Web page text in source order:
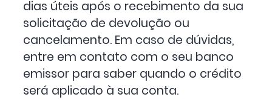
dias úteis após o recebimento da sua
solicitação de devolução ou
cancelamento. Em caso de dúvidas,
entre em contato com o seu banco
emissor para saber quando o crédito
será aplicado à sua conta.